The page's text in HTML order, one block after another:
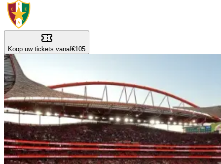
Koop uw tickets vanaf€105